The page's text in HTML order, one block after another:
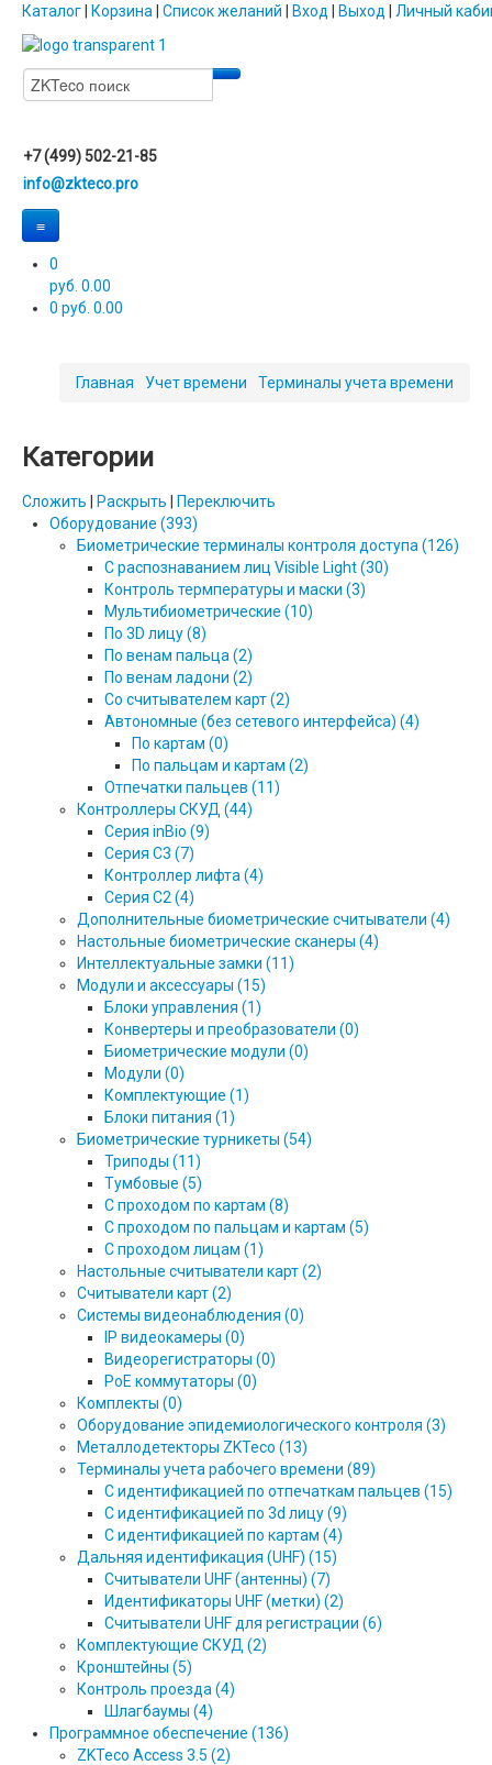
Каталог Корзина Список желаний Вход Выход Личный
+7 (499) 502-21-85
info@zkteco.pro
≡
0
руб. 0.00
0 руб. 0.00
Главная Учет времени Терминалы учета времени
Категории
Сложить Раскрыть
Переключить
Оборудование (393)
Биометрические терминалы контроля доступа (126)
С распознаванием лиц Visible Light (30)
Контроль термпературы и маски (3)
Мультибиометрические (10)
По 3D лицу (8)
По венам пальца (2)
По венам ладони (2)
Со считывателем карт (2)
Автономные (без сетевого интерфейса) (4)
По картам (0)
По пальцам и картам (2)
Отпечатки пальцев (11)
Контроллеры СКУД (44)
Серия inBio (9)
Серия С3 (7)
Контроллер лифта (4)
Серия С2 (4)
Дополнительные биометрические считыватели (4)
Настольные биометрические сканеры (4)
Интеллектуальные замки (11)
Модули и аксессуары (15)
Блоки управления (1)
Конвертеры и преобразователи (0)
Биометрические модули (0)
Модули (0)
Комплектующие (1)
Блоки питания (1)
Биометрические турникеты (54)
Триподы (11)
Тумбовые (5)
С проходом по картам (8)
С проходом по пальцам и картам (5)
С проходом лицам (1)
Настольные считыватели карт (2)
Считыватели карт (2)
Системы видеонаблюдения (0)
IP видеокамеры (0)
Видеорегистраторы (0)
PoE коммутаторы (0)
Комплекты (0)
Оборудование эпидемиологического контроля (3)
Металлодетекторы ZKTeco (13)
Терминалы учета рабочего времени (89)
С идентификацией по отпечаткам пальцев (15)
С идентификацией по 3d лицу (9)
С идентификацией по картам (4)
Дальняя идентификация (UHF) (15)
Считыватели UHF (антенны) (7)
Идентификаторы UHF (метки) (2)
Считыватели UHF для регистрации (6)
Комплектующие СКУД (2)
Кронштейны (5)
Контроль проезда (4)
Шлагбаумы (4)
Программное обеспечение (136)
ZKTeco Access 3.5 (2)